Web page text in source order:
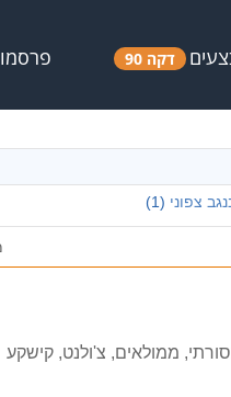
דקה 90
צפוני (1)
ממולאים, צ'ולנט, קישקע